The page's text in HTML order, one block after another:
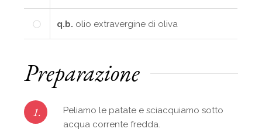
q.b. olio extravergine di oliva
Preparazione
1.
Peliamo le patate e sciacquiamo sotto
acqua corrente fredda.